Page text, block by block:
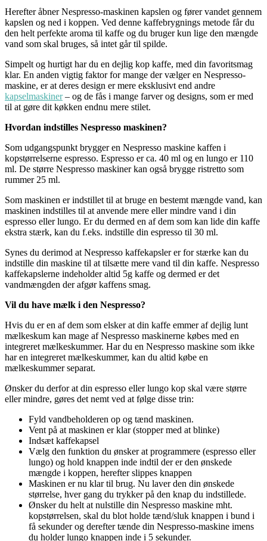
Herefter åbner Nespresso-maskinen kapslen og fører vandet gennem
kapslen og ned i koppen. Ved denne kaffebrygnings metode får du
den helt perfekte aroma til kaffe og du bruger kun lige den mængde
vand som skal bruges, så intet går til spilde.
Simpelt og hurtigt har du en dejlig kop kaffe, med din favoritsmag
klar. En anden vigtig faktor for mange der vælger en Nespresso-
maskine, er at deres design er mere eksklusivt end andre
kapselmaskiner– og de fås i mange farver og designs, som er med
til at gøre dit køkken endnu mere stilet.
Hvordan indstilles Nespresso maskinen?
Som udgangspunkt brygger en Nespresso maskine kaffen i
kopstørrelserne espresso. Espresso er ca. 40 ml og en lungo er 110
ml. De større Nespresso maskiner kan også brygge ristretto som
rummer 25 ml.
Som maskinen er indstillet til at bruge en bestemt mængde vand, kan
maskinen indstilles til at anvende mere eller mindre vand i din
espresso eller lungo. Er du dermed en af dem som kan lide din kaffe
ekstra stærk, kan du f.eks. indstille din espresso til 30 ml.
Synes du derimod at Nespresso kaffekapsler er for stærke kan du
indstille din maskine til at tilsætte mere vand til din kaffe. Nespresso
kaffekapslerne indeholder altid 5g kaffe og dermed er det
vandmængden der afgør kaffens smag.
Vil du have mælk i den Nespresso?
Hvis du er en af dem som elsker at din kaffe emmer af dejlig lunt
mælkeskum kan mage af Nespresso maskinerne købes med en
integreret mælkeskummer. Har du en Nespresso maskine som ikke
har en integreret mælkeskummer, kan du altid købe en
mælkeskummer separat.
Ønsker du derfor at din espresso eller lungo kop skal være større
eller mindre, gøres det nemt ved at følge disse trin:
Fyld vandbeholderen op og tænd maskinen.
Vent på at maskinen er klar (stopper med at blinke)
Indsæt kaffekapsel
Vælg den funktion du ønsker at programmere (espresso eller
lungo) og hold knappen inde indtil der er den ønskede
mængde i koppen, herefter slippes knappen
Maskinen er nu klar til brug. Nu laver den din ønskede
størrelse, hver gang du trykker på den knap du indstillede.
Ønsker du helt at nulstille din Nespresso maskine mht.
kopstørrelsen, skal du blot holde tænd/sluk knappen i bund i
få sekunder og derefter tænde din Nespresso-maskine imens
du holder lungo knappen inde i 5 sekunder.